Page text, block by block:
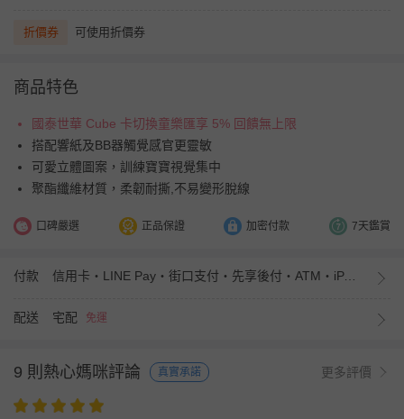
折價券 可使用折價券
商品特色
國泰世華 Cube 卡切換童樂匯享 5% 回饋無上限
搭配響紙及BB器觸覺感官更靈敏
可愛立體圖案，訓練寶寶視覺集中
聚酯纖維材質，柔韌耐撕,不易變形脫線
口碑嚴選 正品保證 加密付款 7天鑑賞
付款 信用卡・LINE Pay・街口支付・先享後付・ATM・iPASS MONEY
配送 宅配 免運
9 則熱心媽咪評論 真實承諾 更多評價